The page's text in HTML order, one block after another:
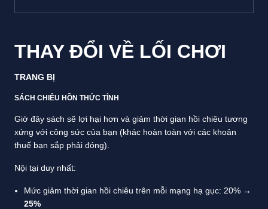
THAY ĐỔI VỀ LỐI CHƠI
TRANG BỊ
SÁCH CHIÊU HỒN THỨC TỈNH
Giờ đây sách sẽ lợi hại hơn và giảm thời gian hồi chiêu tương
xứng với công sức của bạn (khác hoàn toàn với các khoản
thuế bạn sắp phải đóng).
Nội tại duy nhất:
Mức giảm thời gian hồi chiêu trên mỗi mạng hạ gục: 20% →
25%